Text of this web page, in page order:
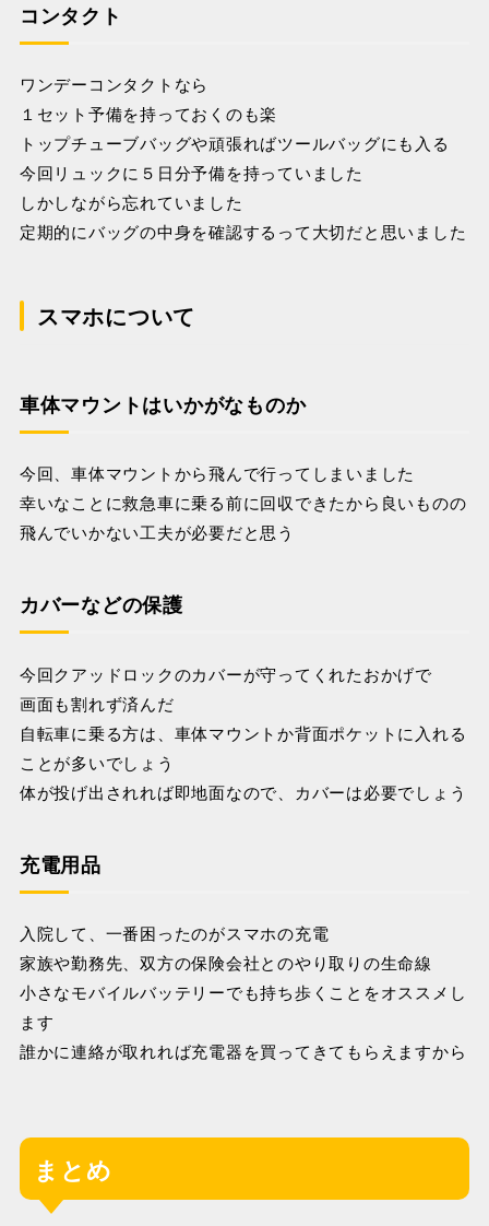
コンタクト
ワンデーコンタクトなら
１セット予備を持っておくのも楽
トップチューブバッグや頑張ればツールバッグにも入る
今回リュックに５日分予備を持っていました
しかしながら忘れていました
定期的にバッグの中身を確認するって大切だと思いました
スマホについて
車体マウントはいかがなものか
今回、車体マウントから飛んで行ってしまいました
幸いなことに救急車に乗る前に回収できたから良いものの
飛んでいかない工夫が必要だと思う
カバーなどの保護
今回クアッドロックのカバーが守ってくれたおかげで
画面も割れず済んだ
自転車に乗る方は、車体マウントか背面ポケットに入れる
ことが多いでしょう
体が投げ出されれば即地面なので、カバーは必要でしょう
充電用品
入院して、一番困ったのがスマホの充電
家族や勤務先、双方の保険会社とのやり取りの生命線
小さなモバイルバッテリーでも持ち歩くことをオススメし
ます
誰かに連絡が取れれば充電器を買ってきてもらえますから
まとめ